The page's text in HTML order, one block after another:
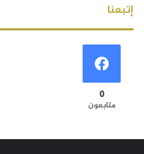
إتبعنا
0
متابعون